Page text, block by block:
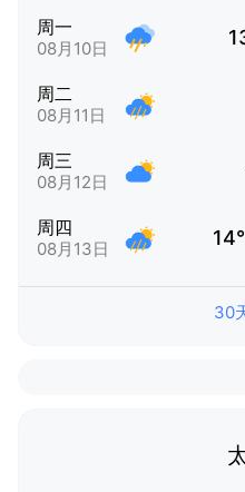
周一
08月10日
周二
08月11日
周三
08月12日
周四
08月13日 14°
30